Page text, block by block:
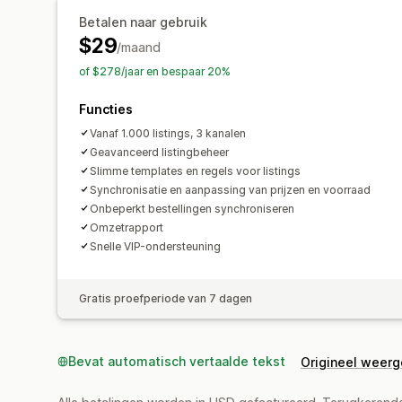
Betalen naar gebruik
$29/maand
of $278/jaar en bespaar 20%
Functies
Vanaf 1.000 listings, 3 kanalen
Geavanceerd listingbeheer
Slimme templates en regels voor listings
Synchronisatie en aanpassing van prijzen en voorraad
Onbeperkt bestellingen synchroniseren
Omzetrapport
Snelle VIP-ondersteuning
Gratis proefperiode van 7 dagen
Bevat automatisch vertaalde tekst Origineel